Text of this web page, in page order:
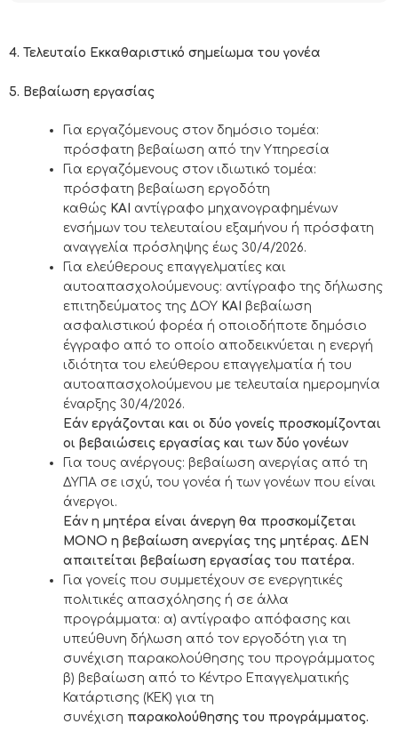
4. Τελευταίο Εκκαθαριστικό σημείωμα του γονέα
5. Βεβαίωση εργασίας
Για εργαζόμενους στον δημόσιο τομέα:
πρόσφατη βεβαίωση από την Υπηρεσία
Για εργαζόμενους στον ιδιωτικό τομέα:
πρόσφατη βεβαίωση εργοδότη
καθώς KAI αντίγραφο μηχανογραφημένων
ενσήμων του τελευταίου εξαμήνου ή πρόσφατη
αναγγελία πρόσληψης έως 30/4/2026.
Για ελεύθερους επαγγελματίες και
αυτοαπασχολούμενους: αντίγραφο της δήλωσης
επιτηδεύματος της ΔΟΥ KAI βεβαίωση
ασφαλιστικού φορέα ή οποιοδήποτε δημόσιο
έγγραφο από το οποίο αποδεικνύεται η ενεργή
ιδιότητα του ελεύθερου επαγγελματία ή του
αυτοαπασχολούμενου με τελευταία ημερομηνία
έναρξης 30/4/2026.
Εάν εργάζονται και οι δύο γονείς προσκομίζονται
οι βεβαιώσεις εργασίας και των δύο γονέων
Για τους ανέργους: βεβαίωση ανεργίας από τη
ΔΥΠΑ σε ισχύ, του γονέα ή των γονέων που είναι
άνεργοι.
Εάν η μητέρα είναι άνεργη θα προσκομίζεται
ΜΟΝΟ ηβεβαίωση ανεργίας της μητέρας. ΔΕΝ
απαιτείται βεβαίωση εργασίας του πατέρα.
Για γονείς που συμμετέχουν σε ενεργητικές
πολιτικές απασχόλησης ή σε άλλα
προγράμματα: α) αντίγραφο απόφασης και
υπεύθυνη δήλωση από τον εργοδότη για τη
συνέχιση παρακολούθησης του προγράμματος
β) βεβαίωση από το Κέντρο Επαγγελματικής
Κατάρτισης (ΚΕΚ) για τη
συνέχισηπαρακολούθησης του προγράμματος.